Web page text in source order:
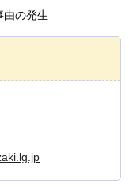
由の発生